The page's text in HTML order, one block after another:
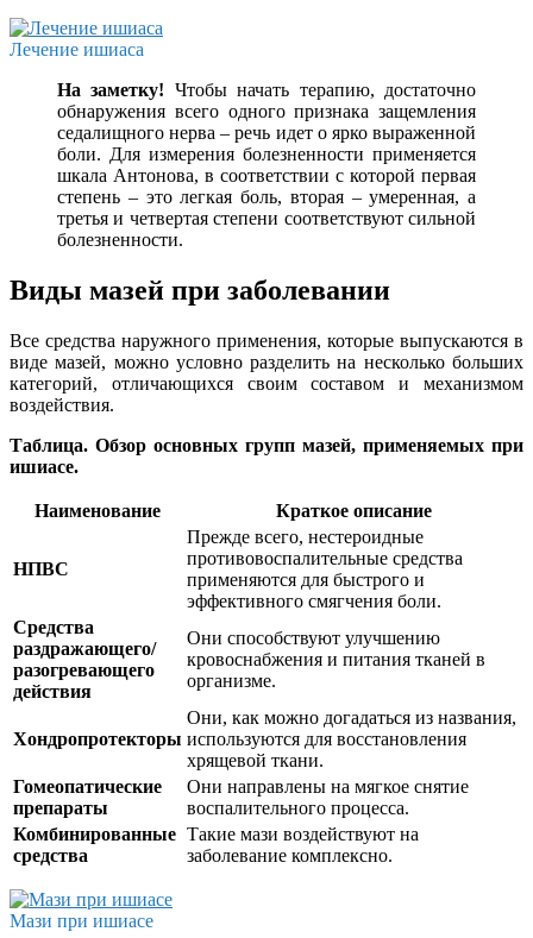
Лечение ишиаса
На заметку! Чтобы начать терапию, достаточно
обнаружения всего одного признака защемления
седалищного нерва – речь идет о ярко выраженной
боли. Для измерения болезненности применяется
шкала Антонова, в соответствии с которой первая
степень – это легкая боль, вторая – умеренная, а
третья и четвертая степени соответствуют сильной
болезненности.
Виды мазей при заболевании
Все средства наружного применения, которые выпускаются в
виде мазей, можно условно разделить на несколько больших
категорий, отличающихся своим составом и механизмом
воздействия.
Таблица. Обзор основных групп мазей, применяемых при
ишиасе.
Наименование Краткое описание
НПВС
Прежде всего, нестероидные
противовоспалительные средства
применяются для быстрого и
эффективного смягчения боли.
Средства
раздражающего/
разогревающего
действия
Они способствуют улучшению
кровоснабжения и питания тканей в
организме.
Хондропротекторы
Они, как можно догадаться из названия,
используются для восстановления
хрящевой ткани.
Гомеопатические
препараты
Они направлены на мягкое снятие
воспалительного процесса.
Комбинированные
средства
Такие мази воздействуют на
заболевание комплексно.
Мази при ишиасе